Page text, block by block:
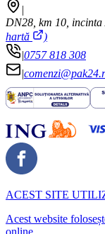
|
DN28, km 10,
hartă
)
|0757 818 308
|
ACEST SITE
Acest website
online.